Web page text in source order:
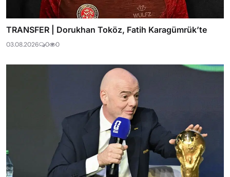
TRANSFER | Dorukhan Toköz, Fatih Karagümrük’te
03.08.2026 0 0